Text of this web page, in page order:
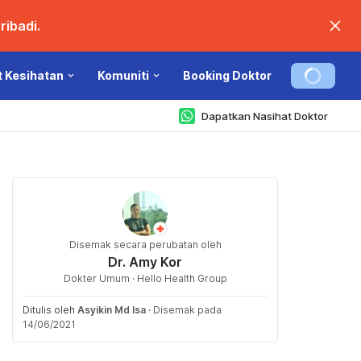
Kesihatan Komuniti Booking Doktor
Dapatkan Nasihat Doktor
Disemak secara perubatan oleh
Dr. Amy Kor
Dokter Umum · Hello Health Group
Ditulis oleh Asyikin Md Isa · Disemak pada
14/06/2021